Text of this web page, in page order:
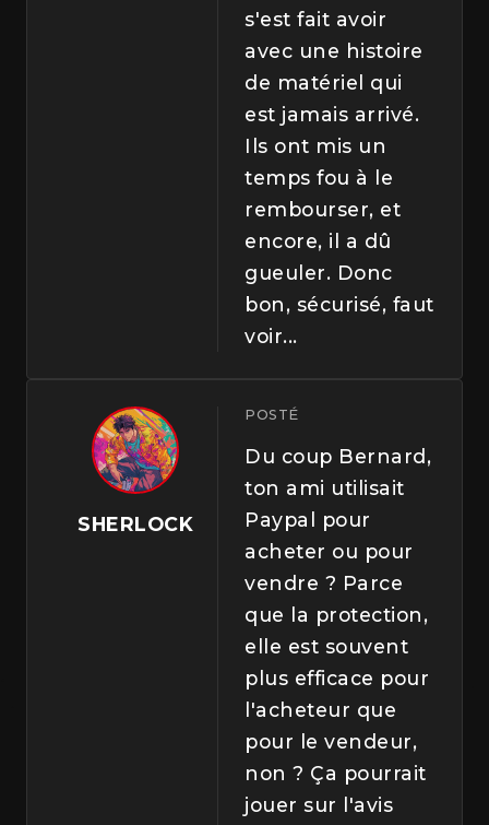
s'est fait avoir
avec une histoire
de matériel qui
est jamais arrivé.
Ils ont mis un
temps fou à le
rembourser, et
encore, il a dû
gueuler. Donc
bon, sécurisé, faut
voir...
SHERLOCK
POSTÉ
Du coup Bernard,
ton ami utilisait
Paypal pour
acheter ou pour
vendre ? Parce
que la protection,
elle est souvent
plus efficace pour
l'acheteur que
pour le vendeur,
non ? Ça pourrait
jouer sur l'avis